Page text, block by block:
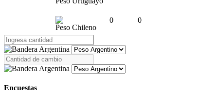
Peso Chileno
0 0
Encuestas